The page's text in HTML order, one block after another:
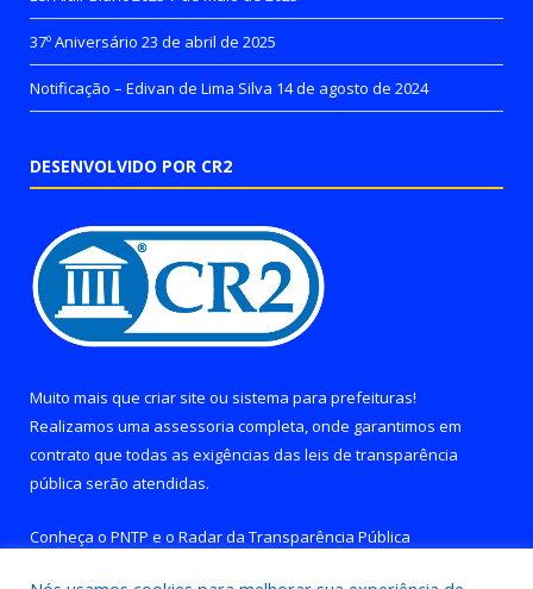
37º Aniversário 23 de abril de 2025
Notificação – Edivan de Lima Silva 14 de agosto de 2024
DESENVOLVIDO POR CR2
Muito mais que criar site ou sistema para prefeituras!
Realizamos uma assessoria completa, onde garantimos em
contrato que todas as exigências das leis de transparência
pública serão atendidas.
Conheça o PNTP e o Radar da Transparência Pública